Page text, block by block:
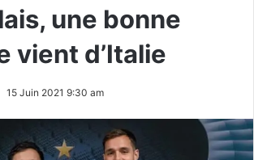
une bonne
vient d’Italie
15 Juin 2021 9:30 am